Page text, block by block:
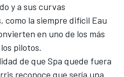
y a sus curvas
como la siempre difícil Eau
en uno de los más
pilotos.
de que Spa quede fuera
reconoce que sería una